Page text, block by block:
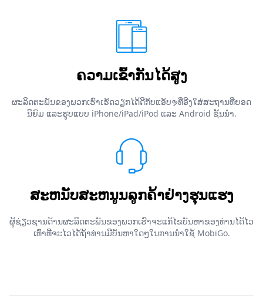
ຄວາມເຂົ້າກັນໄດ້ສູງ
ຜະລິດຕະພັນຂອງພວກເຮົາເຮັດວຽກໄດ້ດີກັບແອັບຯທີ່ອີງໃສ່ສະຖານທີ່ຍອດ
ນິຍົມ ແລະຮູບແບບ iPhone/iPad/iPod ແລະ Android ຊັ້ນນໍາ.
ສະຫນັບສະຫນູນລູກຄ້າຢ່າງຮຸນແຮງ
ຜູ້ຊ່ຽວຊານດ້ານຜະລິດຕະພັນຂອງພວກເຮົາຈະແກ້ໄຂບັນຫາຂອງທ່ານໄດ້ໄວ
ເທົ່າທີ່ຈະໄວໄດ້ຖ້າທ່ານມີບັນຫາໃດໆໃນການນໍາໃຊ້ MobiGo.